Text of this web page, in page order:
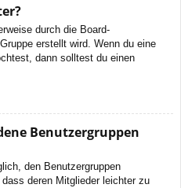
durch die Board-
erstellt wird. Wenn du eine
dann solltest du einen
Benutzergruppen
den Benutzergruppen
deren Mitglieder leichter zu